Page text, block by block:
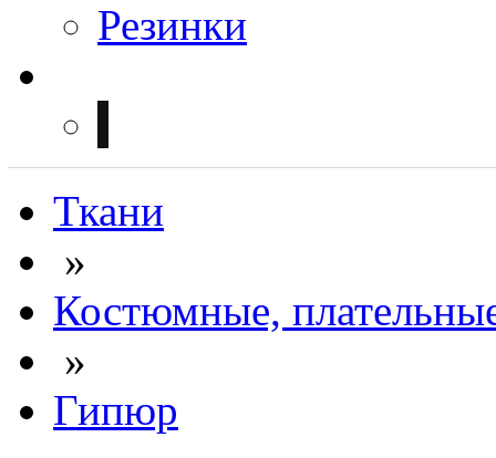
Резинки
Ткани
»
Костюмные,
»
Гипюр